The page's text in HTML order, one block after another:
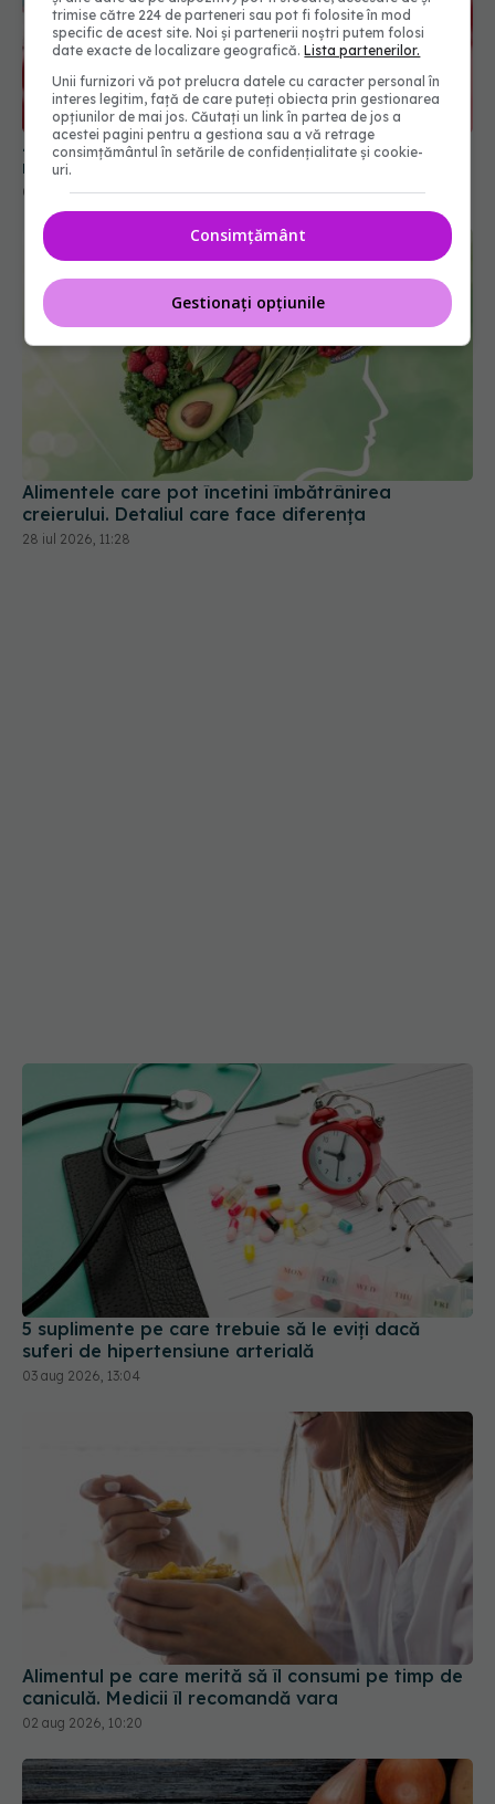
Zahărul simplu care ar putea ajuta cancerul să se
răspândească
04 aug 2026, 09:20
Alimentele care pot încetini îmbătrânirea
creierului. Detaliul care face diferența
5 suplimente pe care trebuie să le eviți dacă
suferi de hipertensiune arterială
03 aug 2026, 13:04
Alimentul pe care merită să îl consumi pe timp de
caniculă. Medicii îl recomandă vara
02 aug 2026, 10:20
trimise către 224 de parteneri sau pot fi folosite în mod
specific de acest site. Noi și partenerii noștri putem folosi
date exacte de localizare geografică.Lista partenerilor.
Unii furnizori vă pot prelucra datele cu caracter personal în
interes legitim, față de care puteți obiecta prin gestionarea
opțiunilor de mai jos. Căutați un link în partea de jos a
acestei pagini pentru a gestiona sau a vă retrage
consimțământul în setările de confidențialitate și cookie-
uri.
Consimțământ
Gestionați opțiunile